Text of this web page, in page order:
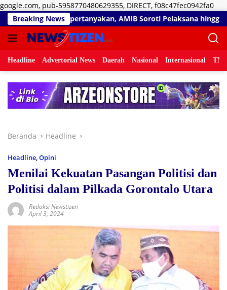
google.com, pub-5958770480629355, DIRECT, f08c47fec0942fa0
ke
Breaking News
Dipertanyakan, AMIB Soroti Pelaksana hingga Progres
Headline Advertorial News Daerah Nasional Internasional
Beranda Headline
Headline,Opini
Menilai Kekuatan Pasangan Politisi dan
Politisi dalam Pilkada Gorontalo Utara
Redaksi Newstizen
April 3, 2024